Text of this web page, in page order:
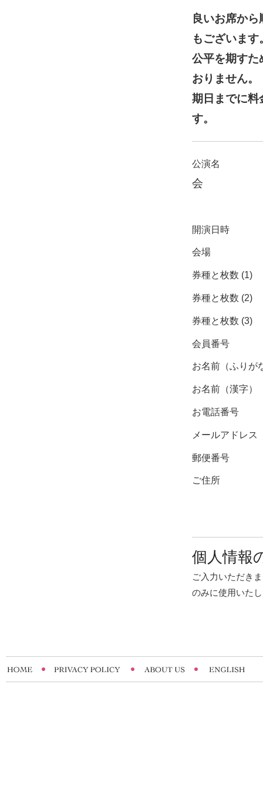
良いお席か
もございます
公平を期すた
おりません。
期日までに料
す。
公演名
会
開演日時
会場
券種と枚数 (1)
券種と枚数 (2)
券種と枚数 (3)
会員番号
お名前（ふりが
お名前（漢字）
お電話番号
メールアドレス
郵便番号
ご住所
個人情報
ご入力いただき
のみに使用いた